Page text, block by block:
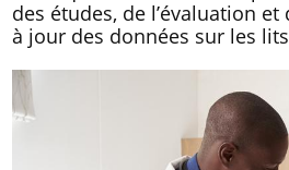
des études, de l’évaluation
à jour des données sur les